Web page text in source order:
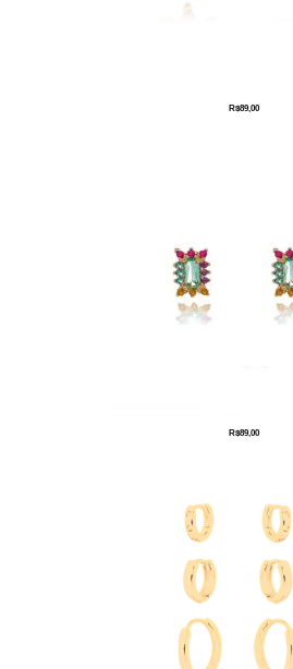
R$89,00
R$89,00